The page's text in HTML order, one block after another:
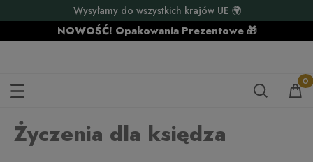
Wysyłamy do wszystkich krajów UE 🌍
NOWOŚĆ! Opakowania Prezentowe 🎁
ŻYCZENIA DLA KSIĘDZA
Życzenia dla księdza